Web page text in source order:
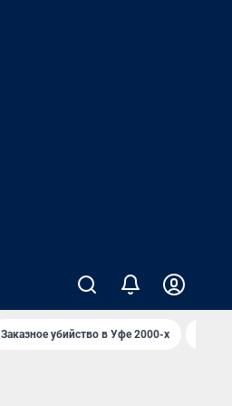
Заказное убийство в Уфе 2000-х